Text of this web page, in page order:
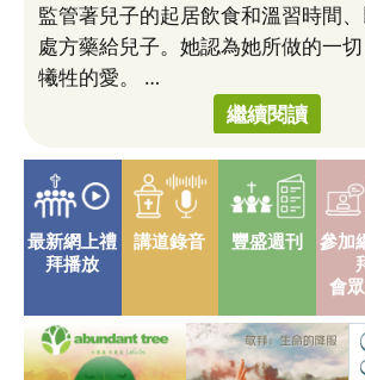
監管著兒子的起居飲食和溫習時間
處方藥給兒子。她認為她所做的一
犧牲的愛。 …
繼續閱讀
最新網上禮
拜播放
講道錄音 豐盛週刊
參加
會